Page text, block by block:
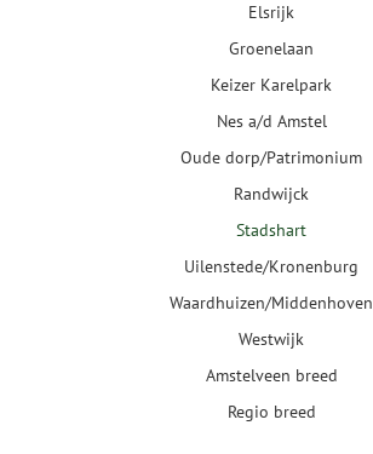
Elsrijk
Groenelaan
Keizer Karelpark
Nes a/d Amstel
Oude dorp/Patrimonium
Randwijck
Stadshart
Uilenstede/Kronenburg
Waardhuizen/Middenhoven
Westwijk
Amstelveen breed
Regio breed